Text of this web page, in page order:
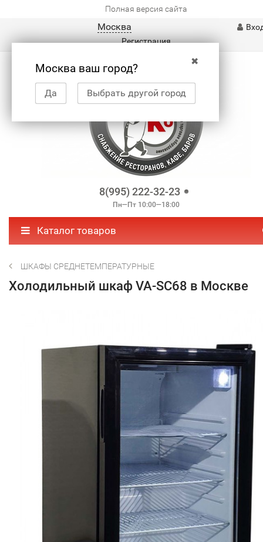
Полная версия сайта
Москва
✖
Москва ваш город?
Да Выбрать другой город
Регистрация
8(995) 222-32-23
Пн—Пт 10:00—18:00
Каталог товаров
ШКАФЫ СРЕДНЕТЕМПЕРАТУРНЫЕ
Холодильный шкаф VA-SC68 в Москве